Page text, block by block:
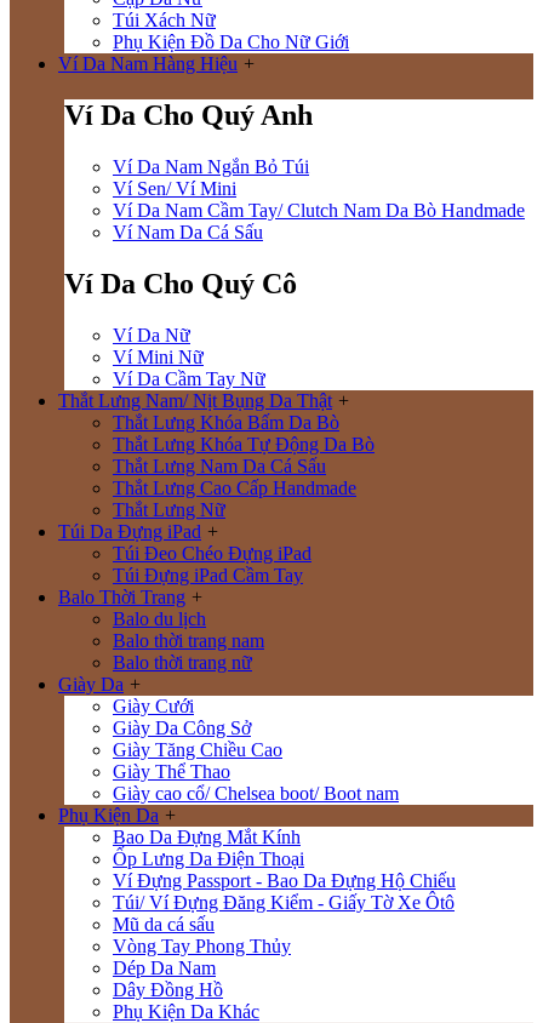
Túi Xách Nữ
Phụ Kiện Đồ Da Cho Nữ Giới
Ví Da Nam Hàng Hiệu +
Ví Da Cho Quý Anh
Ví Da Nam Ngắn Bỏ Túi
Ví Sen/ Ví Mini
Ví Da Nam Cầm Tay/ Clutch Nam Da Bò Handmade
Ví Nam Da Cá Sấu
Ví Da Cho Quý Cô
Ví Da Nữ
Ví Mini Nữ
Ví Da Cầm Tay Nữ
Thắt Lưng Nam/ Nịt Bụng Da Thật +
Thắt Lưng Khóa Bấm Da Bò
Thắt Lưng Khóa Tự Động Da Bò
Thắt Lưng Nam Da Cá Sấu
Thắt Lưng Cao Cấp Handmade
Thắt Lưng Nữ
Túi Da Đựng iPad +
Túi Đeo Chéo Đựng iPad
Túi Đựng iPad Cầm Tay
Balo Thời Trang +
Balo du lịch
Balo thời trang nam
Balo thời trang nữ
Giày Da +
Giày Cưới
Giày Da Công Sở
Giày Tăng Chiều Cao
Giày Thể Thao
Giày cao cổ/ Chelsea boot/ Boot nam
Phụ Kiện Da +
Bao Da Đựng Mắt Kính
Ốp Lưng Da Điện Thoại
Ví Đựng Passport - Bao Da Đựng Hộ Chiếu
Túi/ Ví Đựng Đăng Kiểm - Giấy Tờ Xe Ôtô
Mũ da cá sấu
Vòng Tay Phong Thủy
Dép Da Nam
Dây Đồng Hồ
Phụ Kiện Da Khác